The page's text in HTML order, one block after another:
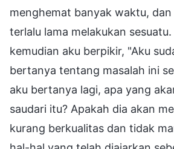
menghemat banyak waktu,
terlalu lama melakukan
kemudian aku berpikir, "Aku
bertanya tentang masalah ini
aku bertanya lagi, apa yang
saudari itu? Apakah dia akan
kurang berkualitas dan tidak